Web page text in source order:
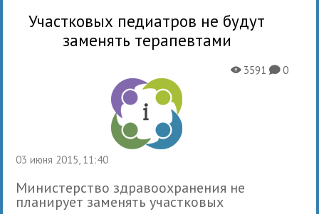
Участковых педиатров не будут
заменять терапевтами
03 июня 2015, 11:40
X3591K0
Министерство здравоохранения не
планирует заменять участковых